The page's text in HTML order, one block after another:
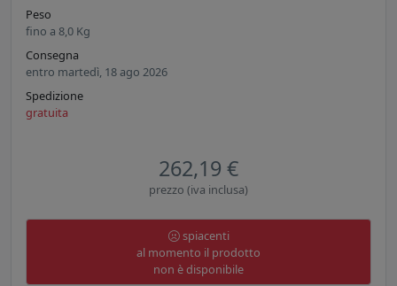
Peso
fino a 8,0 Kg
Consegna
entro martedì, 18 ago 2026
Spedizione
gratuita
262,19 €
prezzo (iva inclusa)
spiacenti
al momento il prodotto
non è disponibile